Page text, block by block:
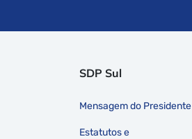
SDP Sul
Mensagem do Presidente
Estatutos e